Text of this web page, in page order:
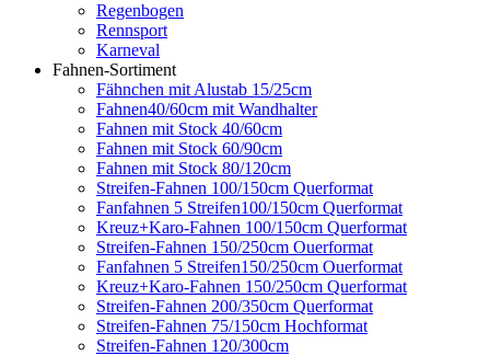
Regenbogen
Rennsport
Karneval
Fahnen-Sortiment
Fähnchen mit Alustab 15/25cm
Fahnen40/60cm mit Wandhalter
Fahnen mit Stock 40/60cm
Fahnen mit Stock 60/90cm
Fahnen mit Stock 80/120cm
Streifen-Fahnen 100/150cm Querformat
Fanfahnen 5 Streifen100/150cm Querformat
Kreuz+Karo-Fahnen 100/150cm Querformat
Streifen-Fahnen 150/250cm Ouerformat
Fanfahnen 5 Streifen150/250cm Ouerformat
Kreuz+Karo-Fahnen 150/250cm Querformat
Streifen-Fahnen 200/350cm Querformat
Streifen-Fahnen 75/150cm Hochformat
Streifen-Fahnen 120/300cm